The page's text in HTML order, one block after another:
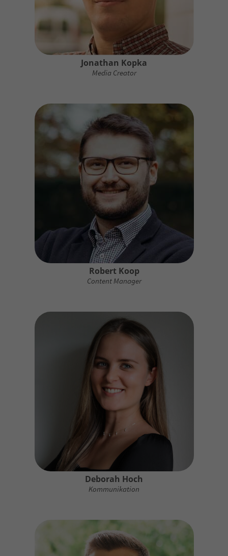
Jonathan Kopka
Media Creator
Robert Koop
Content Manager
Deborah Hoch
Kommunikation